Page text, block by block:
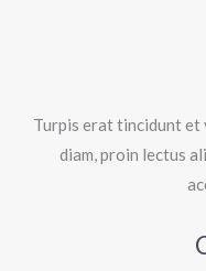
Turpis erat tincidunt et
diam, proin lectus